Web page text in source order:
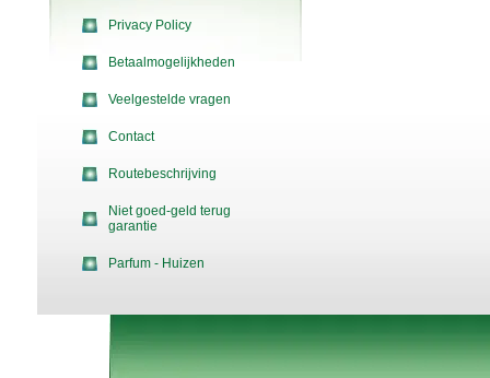
Privacy Policy
Betaalmogelijkheden
Veelgestelde vragen
Contact
Routebeschrijving
Niet goed-geld terug
garantie
Parfum - Huizen